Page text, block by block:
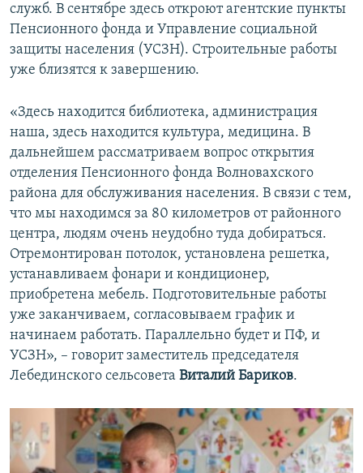
служб. В сентябре здесь откроют агентские пункты
Пенсионного фонда и Управление социальной
защиты населения (УСЗН). Строительные работы
уже близятся к завершению.
«Здесь находится библиотека, администрация
наша, здесь находится культура, медицина. В
дальнейшем рассматриваем вопрос открытия
отделения Пенсионного фонда Волновахского
района для обслуживания населения. В связи с тем,
что мы находимся за 80 километров от районного
центра, людям очень неудобно туда добираться.
Отремонтирован потолок, установлена решетка,
устанавливаем фонари и кондиционер,
приобретена мебель. Подготовительные работы
уже заканчиваем, согласовываем график и
начинаем работать. Параллельно будет и ПФ, и
УСЗН», – говорит заместитель председателя
Лебединского сельсовета Виталий Бариков.